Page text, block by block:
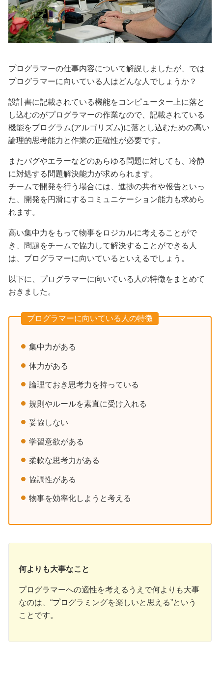
プログラマーの仕事内容について解説しましたが、では
プログラマーに向いている人はどんな人でしょうか？
設計書に記載されている機能をコンピューター上に落と
し込むのがプログラマーの作業なので、記載されている
機能をプログラム(アルゴリズム)に落とし込むための高い
論理的思考能力と作業の正確性が必要です。
またバグやエラーなどのあらゆる問題に対しても、冷静
に対処する問題解決能力が求められます。
チームで開発を行う場合には、進捗の共有や報告といっ
た、開発を円滑にするコミュニケーション能力も求めら
れます。
高い集中力をもって物事をロジカルに考えることがで
き、問題をチームで協力して解決することができる人
は、プログラマーに向いているといえるでしょう。
以下に、プログラマーに向いている人の特徴をまとめて
おきました。
プログラマーに向いている人の特徴
集中力がある
体力がある
論理ておき思考力を持っている
規則やルールを素直に受け入れる
妥協しない
学習意欲がある
柔軟な思考力がある
協調性がある
物事を効率化しようと考える
何よりも大事なこと
プログラマーへの適性を考えるうえで何よりも大事
なのは、“プログラミングを楽しいと思える”という
ことです。